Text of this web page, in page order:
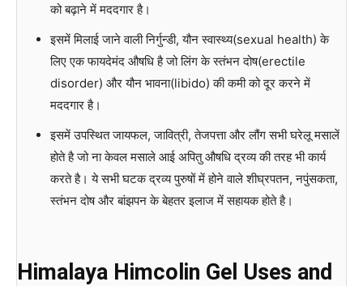
को बढ़ाने में मददगार है।
इसमें मिलाई जाने वाली निर्गुन्डी, यौन स्वास्थ्य(sexual health) के
लिए एक फायदेमंद औषधि है जो लिंग के स्तंभन दोष(erectile
disorder) और यौन भावना(libido) की कमी को दूर करने में
मददगार है।
इसमें उपस्थित जायफल, जावित्री, तेजपत्ता और लौंग सभी घरेलू मसालें
होते है जो ना केवल मसाले आई अपितु औषधि द्रव्य की तरह भी कार्य
करते है। ये सभी घटक द्रव्य पुरुषों में होने वाले शीघ्रपतन, नपुंसकता,
स्तंभन दोष और बांझपन के बेहतर इलाज में सहायक होते है।
Himalaya Himcolin Gel Uses and